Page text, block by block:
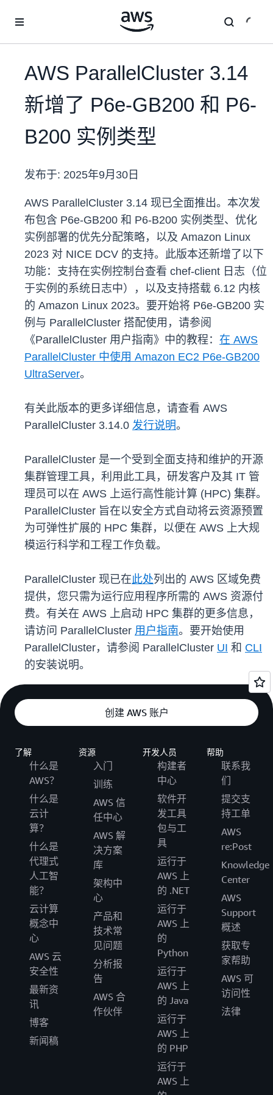
AWS ParallelCluster 3.14
新增了 P6e-GB200 和 P6-
B200 实例类型
发布于: 2025年9月30日
AWS ParallelCluster 3.14 现已全面推出。本次发
布包含 P6e-GB200 和 P6-B200 实例类型、优化
实例部署的优先分配策略，以及 Amazon Linux
2023 对 NICE DCV 的支持。此版本还新增了以下
功能：支持在实例控制台查看 chef-client 日志（位
于实例的系统日志中），以及支持搭载 6.12 内核
的 Amazon Linux 2023。要开始将 P6e-GB200 实
例与 ParallelCluster 搭配使用，请参阅
《ParallelCluster 用户指南》中的教程： 在 AWS
ParallelCluster 中使用 Amazon EC2 P6e-GB200
UltraServer。
有关此版本的更多详细信息，请查看 AWS
ParallelCluster 3.14.0 发行说明。
ParallelCluster 是一个受到全面支持和维护的开源
集群管理工具，利用此工具，研发客户及其 IT 管
理员可以在 AWS 上运行高性能计算 (HPC) 集群。
ParallelCluster 旨在以安全方式自动将云资源预置
为可弹性扩展的 HPC 集群，以便在 AWS 上大规
模运行科学和工程工作负载。
ParallelCluster 现已在此处列出的 AWS 区域免费
提供，您只需为运行应用程序所需的 AWS 资源付
费。有关在 AWS 上启动 HPC 集群的更多信息，
请访问 ParallelCluster 用户指南。要开始使用
ParallelCluster，请参阅 ParallelCluster UI 和 CLI
的安装说明。
创建 AWS 账户
了解
什么是
AWS？
什么是
云计
算？
什么是
代理式
人工智
能？
云计算
概念中
心
AWS 云
安全性
最新资
讯
博客
新闻稿
资源
入门
训练
AWS 信
任中心
AWS 解
决方案
库
架构中
心
产品和
技术常
见问题
分析报
告
AWS 合
作伙伴
开发人员
构建者
中心
软件开
发工具
包与工
具
运行于
AWS 上
的 .NET
运行于
AWS 上
的
Python
运行于
AWS 上
的 Java
运行于
AWS 上
的 PHP
运行于
AWS 上
帮助
联系我
们
提交支
持工单
AWS
re:Post
Knowledge
Center
AWS
Support
概述
获取专
家帮助
AWS 可
访问性
法律